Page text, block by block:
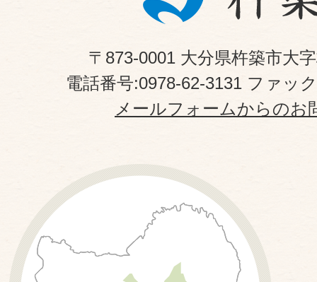
〒873-0001 大分県杵築市大
電話番号:0978-62-3131 ファッ
メールフォームからのお